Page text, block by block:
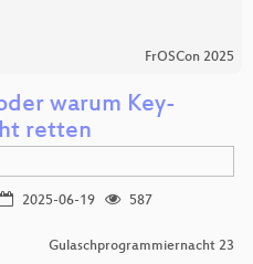
FrOSCon 2025
warum Key-
retten
2025-06-19
587
Gulaschprogrammiernacht 23